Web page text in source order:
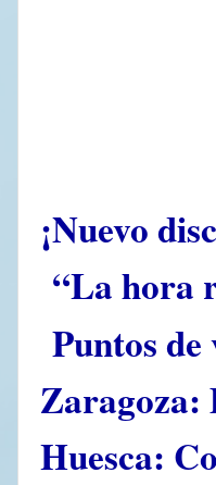
¡Nuevo
“La hora
Puntos
Zaragoza:
Huesca: